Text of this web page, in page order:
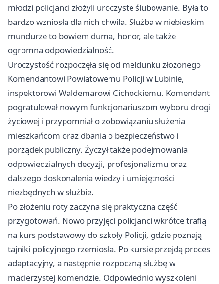
młodzi policjanci złożyli uroczyste ślubowanie. Była to
bardzo wzniosła dla nich chwila. Służba w niebieskim
mundurze to bowiem duma, honor, ale także
ogromna odpowiedzialność.
Uroczystość rozpoczęła się od meldunku złożonego
Komendantowi Powiatowemu Policji w Lubinie,
inspektorowi Waldemarowi Cichockiemu. Komendant
pogratulował nowym funkcjonariuszom wyboru drogi
życiowej i przypomniał o zobowiązaniu służenia
mieszkańcom oraz dbania o bezpieczeństwo i
porządek publiczny. Życzył także podejmowania
odpowiedzialnych decyzji, profesjonalizmu oraz
dalszego doskonalenia wiedzy i umiejętności
niezbędnych w służbie.
Po złożeniu roty zaczyna się praktyczna część
przygotowań. Nowo przyjęci policjanci wkrótce trafią
na kurs podstawowy do szkoły Policji, gdzie poznają
tajniki policyjnego rzemiosła. Po kursie przejdą proces
adaptacyjny, a następnie rozpoczną służbę w
macierzystej komendzie. Odpowiednio wyszkoleni